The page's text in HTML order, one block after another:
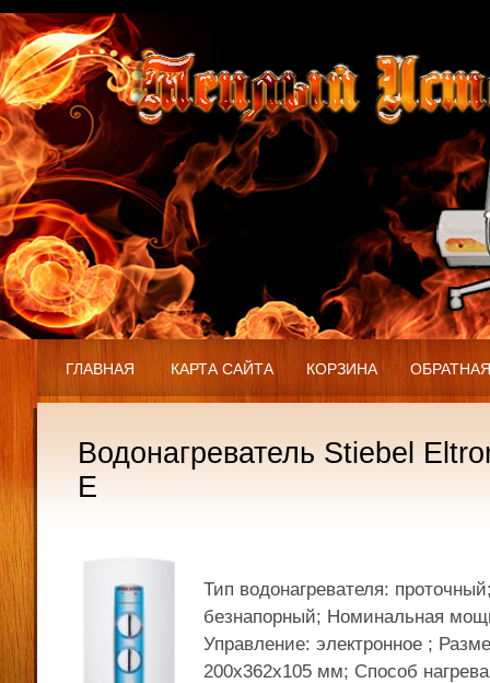
ГЛАВНАЯ КАРТА САЙТА КОРЗИНА
Водонагреватель Stiebel
E
Тип водонагревателя:
безнапорный; Номинальная
Управление: электронное ;
200x362x105 мм; Способ